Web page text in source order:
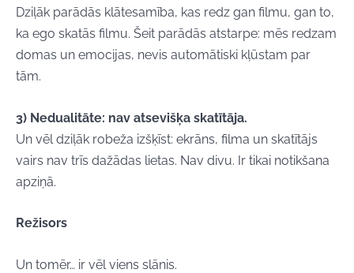
Dziļāk parādās klātesamība, kas redz gan filmu, gan to,
ka ego skatās filmu. Šeit parādās atstarpe: mēs redzam
domas un emocijas, nevis automātiski kļūstam par
tām.
3) Nedualitāte: nav atsevišķa skatītāja.
Un vēl dziļāk robeža izšķīst: ekrāns, filma un skatītājs
vairs nav trīs dažādas lietas. Nav divu. Ir tikai notikšana
apziņā.
Režisors
Un tomēr… ir vēl viens slānis.